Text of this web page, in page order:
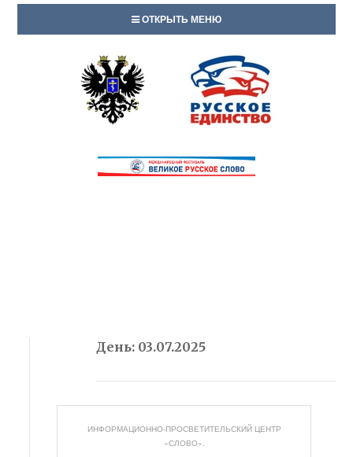
ОТКРЫТЬ МЕНЮ
День: 03.07.2025
ИНФОРМАЦИОННО-ПРОСВЕТИТЕЛЬСКИЙ ЦЕНТР
«СЛОВО».